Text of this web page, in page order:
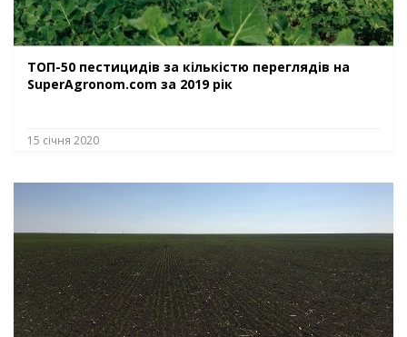
ТОП-50 пестицидів за кількістю переглядів на
SuperAgronom.com за 2019 рік
15 січня 2020